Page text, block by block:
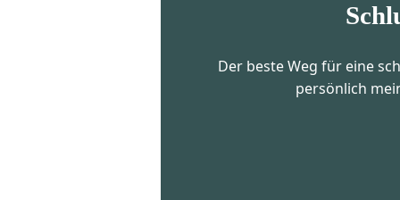
Der beste Weg für eine
persönlich